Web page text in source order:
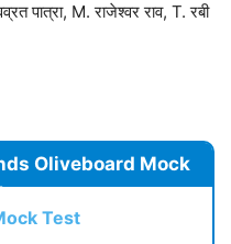
पात्रा, M. राजेश्वर राव, T. रबी
Oliveboard Mock
Test